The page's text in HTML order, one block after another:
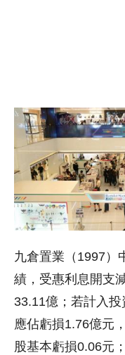
九倉置業（1997）
績，受惠利息開支
33.11億；若計入
應佔虧損1.76億元
股基本虧損0.06元